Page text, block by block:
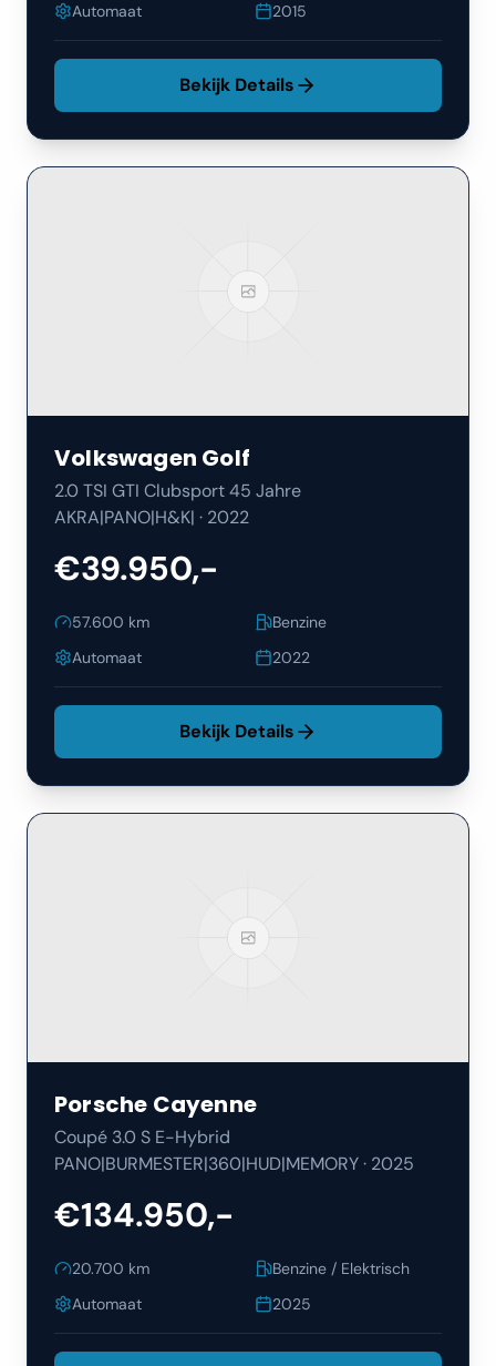
Automaat
2015
Bekijk Details
Volkswagen Golf
2.0 TSI GTI Clubsport 45 Jahre
AKRA|PANO|H&K| · 2022
€39.950,-
57.600 km
Benzine
Automaat
2022
Bekijk Details
Porsche Cayenne
Coupé 3.0 S E-Hybrid
PANO|BURMESTER|360|HUD|MEMORY· 2025
€134.950,-
20.700 km
Benzine / Elektrisch
Automaat
2025